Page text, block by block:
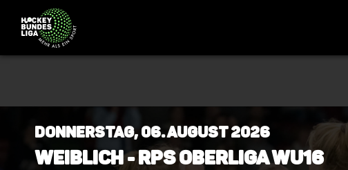
Donnerstag, 06. August 2026
Weiblich - RPS Oberliga wU16